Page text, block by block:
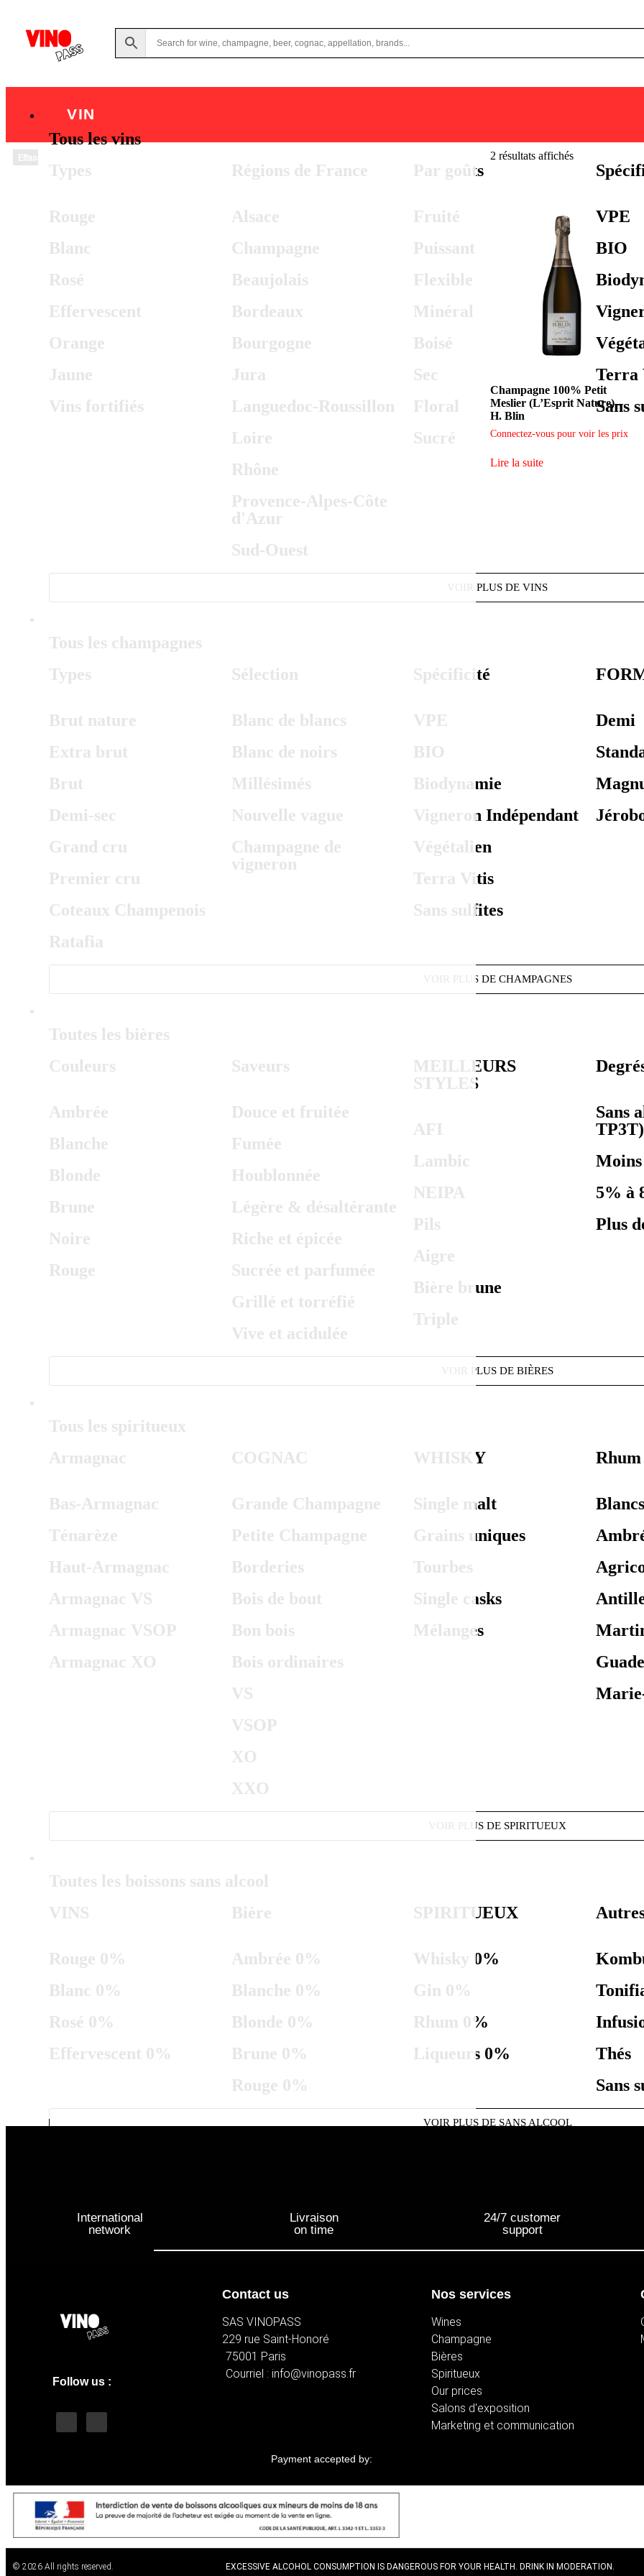
VIN
Tous les vins
Types
Rouge
Blanc
Rosé
Effervescent
Orange
Jaune
Vins fortifiés
Régions de France
Alsace
Champagne
Beaujolais
Bordeaux
Bourgogne
Jura
Languedoc-Roussillon
Loire
Rhône
Provence-Alpes-Côte
d'Azur
Sud-Ouest
Par goûts
Fruité
Puissant
Flexible
Minéral
Boisé
Sec
Floral
Sucré
VPE
BIO
Terra
Sans
VOIR PLUS DE VINS
Tous les champagnes
Types
Brut nature
Extra brut
Brut
Demi-sec
Grand cru
Premier cru
Coteaux Champenois
Ratafia
Sélection
Blanc de blancs
Blanc de noirs
Millésimés
Nouvelle vague
Champagne de
vigneron
Spécificité
VPE
BIO
Biodynamie
Vigneron Indépendant
Végétalien
Terra Vitis
Sans sulfites
Demi
VOIR PLUS DE CHAMPAGNES
Toutes les bières
Couleurs
Ambrée
Blanche
Blonde
Brune
Noire
Rouge
Saveurs
Douce et fruitée
Fumée
Houblonnée
Légère & désaltérante
Riche et épicée
Sucrée et parfumée
Grillé et torréfié
Vive et acidulée
MEILLEURS
STYLES
AFI
Lambic
NEIPA
Pils
Aigre
Bière brune
Triple
Sans
TP3T)
5% à
Plus
VOIR PLUS DE BIÈRES
Tous les spiritueux
Armagnac
Bas-Armagnac
Ténarèze
Haut-Armagnac
Armagnac VS
Armagnac VSOP
Armagnac XO
COGNAC
Grande Champagne
Petite Champagne
Borderies
Bois de bout
Bon bois
Bois ordinaires
VS
VSOP
XO
XXO
WHISKY
Single malt
Grains uniques
Tourbes
Single casks
Mélanges
Rhum
Blancs
VOIR PLUS DE SPIRITUEUX
Toutes les boissons sans alcool
VINS
Rouge 0%
Blanc 0%
Rosé 0%
Effervescent 0%
Bière
Ambrée 0%
Blanche 0%
Blonde 0%
Brune 0%
Rouge 0%
SPIRITUEUX
Whisky 0%
Gin 0%
Rhum 0%
Liqueurs 0%
Thés
Sans
VOIR PLUS DE SANS ALCOOL
Effacer 2 résultats affichés
Champagne 100% Petit
Meslier (L’Esprit Nature) –
H. Blin
Connectez-vous pour voir les prix
Lire la suite
International
network
Livraison
on time
24/7 customer
support
Follow us :
Contact us
SAS VINOPASS
229 rue Saint-Honoré
75001 Paris
Courriel : info@vinopass.fr
Nos services
Wines
Champagne
Bières
Spiritueux
Our prices
Salons d'exposition
Marketing et communication
Payment accepted by:
© 2026 All rights reserved. EXCESSIVE ALCOHOL CONSUMPTION IS DANGEROUS FOR YOUR HEALTH. DRINK IN MODERATION.